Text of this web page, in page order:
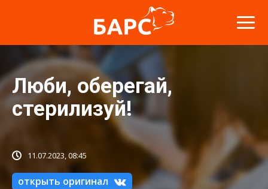
Люби, оберегай,
стерилизуй!
11.07.2023, 08:45
открыть оригинал